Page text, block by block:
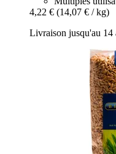
4,22 € (14,07 € / kg)
Livraison jusqu'au 14